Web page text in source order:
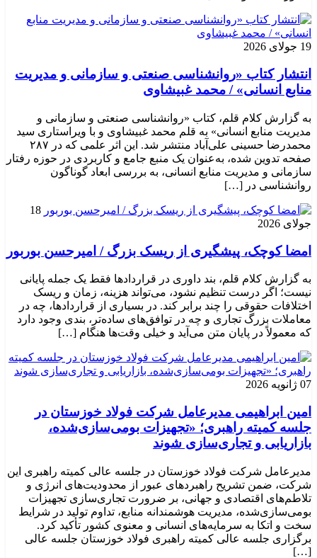
19 جولای 2026
انتشار کتاب «روانشناسی صنعتی و سازمانی و مدیریت
منابع انسانی» / محمد غبیشاوی
به گزارش کلام قلم، کتاب «روانشناسی صنعتی و سازمانی و
مدیریت منابع انسانی» به قلم محمد غبیشاوی و با ویراستاری سید
محمدرضا حسینی علی‌آباد منتشر شد. این اثر علمی که در ۲۸۷
صفحه تدوین شده، به‌عنوان یک منبع جامع و کاربردی در حوزه رفتار
سازمانی و مدیریت منابع انسانی، به بررسی ابعاد گوناگون
روانشناسی در […]
18
جولای 2026
امضا کوچک، پیشگیری از ریسک بزرگ / امیرحسن بوربور
به گزارش کلام قلم، بند داوری در قراردادها فقط یک جمله پایانی
نیست؛ اگر درست تنظیم نشود، می‌تواند هزینه، زمان و ریسک
اختلافات حقوقی را چند برابر کند. در بسیاری از قراردادها، چه در
معاملات بزرگ تجاری و چه در توافق‌های ساده‌تر، بندی وجود دارد
که معمولاً در پایان متن می‌آید و خیلی وقت‌ها هنگام […]
07 ژانویه 2026
امین ابراهیمی مدیرعامل شرکت فولاد خوزستان در
جلسه کمیته راهبری؛ «تجهیزات بومی‌سازی‌شده،
بازاریابی و تجاری‌سازی شوند
مدیرعامل شرکت فولاد خوزستان در جلسه عالی کمیته راهبری این
شرکت، ضمن تشریح راهبردهای عبور از محدودیت‌های انرژی و
تلاطم‌های اقتصادی و جهانی، بر ضرورت تجاری‌سازی تجهیزات
بومی‌سازی‌شده، مدیریت هوشمندانه منابع، تداوم تولید در شرایط
سخت و اتکا به سرمایه‌های انسانی و معنوی کشور تأکید کرد.
برگزاری جلسه عالی کمیته راهبری فولاد خوزستان جلسه عالی
[…]